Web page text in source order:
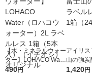
【水・ミネラルウォー
ター】LOHACO Wate
r（ロハコウォータ
490円
アイリ
山の強炭
レス
1,420円